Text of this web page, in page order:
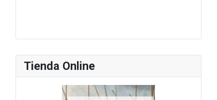
Tienda Online